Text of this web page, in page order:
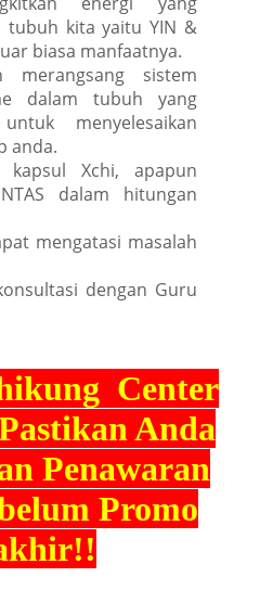
tubuh kita yaitu YIN &
biasa manfaatnya.
merangsang sistem
dalam tubuh yang
menyelesaikan
anda.
Xchi, apapun
dalam hitungan
mengatasi masalah
dengan Guru
Center
Anda
Penawaran
Promo